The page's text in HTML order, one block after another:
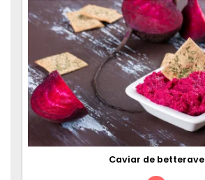
Caviar de betterave